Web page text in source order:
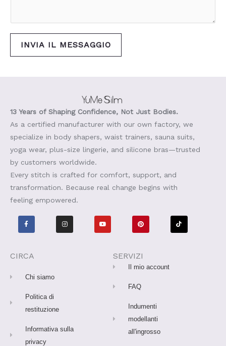
a
*
INVIA IL MESSAGGIO
13 Years of Shaping Confidence, Not Just Bodies.
As a certified manufacturer with our own factory, we
specialize in body shapers, waist trainers, sauna suits,
yoga wear, plus-size lingerie, and silicone bras—trusted
by customers worldwide.
Every stitch is crafted for comfort, support, and
transformation. Because real change begins with
feeling empowered.
F
a
c
e
o
k
I
n
s
t
Y
o
u
t
P
i
n
t
e
s
t
T
i
k
t
CIRCA
Chi siamo
Politica di
restituzione
Informativa sulla
privacy
SERVIZI
Il mio account
FAQ
Indumenti
modellanti
all'ingrosso